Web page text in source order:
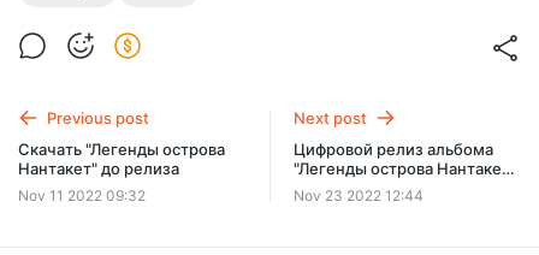
Previous post
Скачать "Легенды острова
Нантакет" до релиза
Nov 11 2022 09:32
Next post
Цифровой релиз альбома
"Легенды острова Нантакет"
в России - 25 ноября.
Послезавтра
Nov 23 2022 12:44